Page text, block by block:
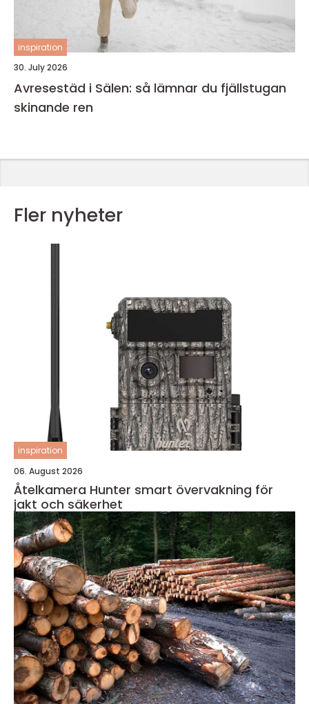
inspiration
30. July 2026
Avresestäd i Sälen: så lämnar du fjällstugan
skinande ren
Fler nyheter
inspiration
06. August 2026
Åtelkamera Hunter smart övervakning för
jakt och säkerhet